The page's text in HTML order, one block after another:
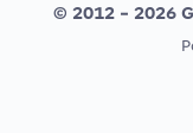
CONCURSOS POR
© 2012 - 2026